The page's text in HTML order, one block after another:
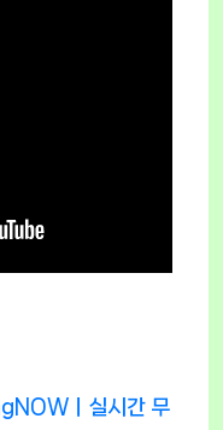
ㅣ실시간 무